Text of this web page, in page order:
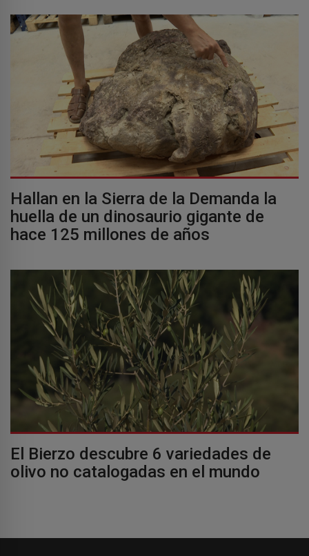
Hallan en la Sierra de la Demanda la
huella de un dinosaurio gigante de
hace 125 millones de años
El Bierzo descubre 6 variedades de
olivo no catalogadas en el mundo